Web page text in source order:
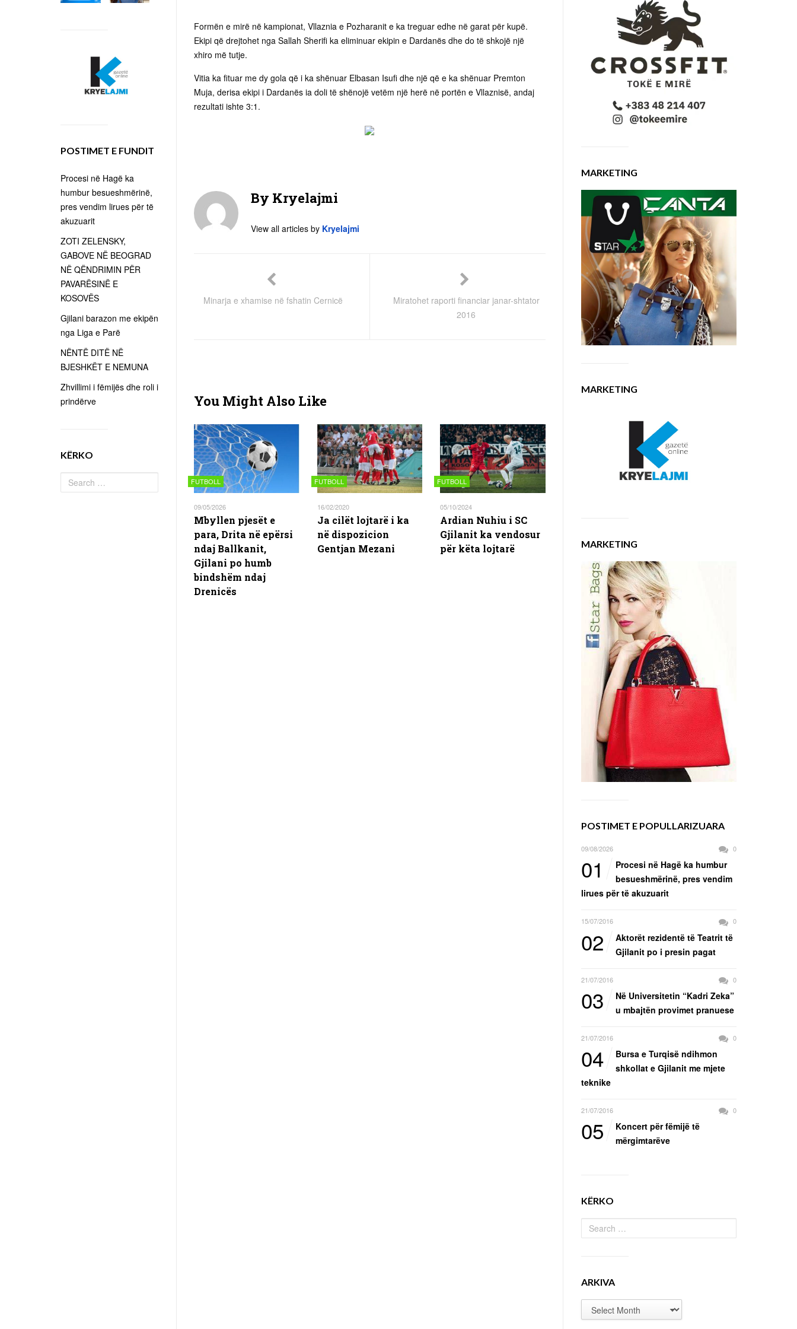
Formën e mirë në kampionat, Vllaznia e Pozharanit e ka treguar edhe në garat për kupë.
Ekipi që drejtohet nga Sallah Sherifi ka eliminuar ekipin e Dardanës dhe do të shkojë një
xhiro më tutje.
Vitia ka fituar me dy gola që i ka shënuar Elbasan Isufi dhe një që e ka shënuar Premton
Muja, derisa ekipi i Dardanës ia doli të shënojë vetëm një herë në portën e Vllaznisë, andaj
rezultati ishte 3:1.
By Kryelajmi
View all articles by Kryelajmi
Minarja e xhamise në fshatin Cernicë
Miratohet raporti financiar janar-shtator
2016
You Might Also Like
FUTBOLL
09/05/2026
Mbyllen pjesët e
para, Drita në epërsi
ndaj Ballkanit,
Gjilani po humb
bindshëm ndaj
Drenicës
FUTBOLL
16/02/2020
Ja cilët lojtarë i ka
në dispozicion
Gentjan Mezani
FUTBOLL
05/10/2024
Ardian Nuhiu i SC
Gjilanit ka vendosur
për këta lojtarë
MARKETING
MARKETING
MARKETING
POSTIMET E POPULLARIZUARA
09/08/2026 0
01
Procesi në Hagë ka humbur
besueshmërinë, pres vendim
lirues për të akuzuarit
15/07/2016 0
02
Aktorët rezidentë të Teatrit të
Gjilanit po i presin pagat
21/07/2016 0
03
Në Universitetin “Kadri Zeka”
u mbajtën provimet pranuese
21/07/2016 0
04
Bursa e Turqisë ndihmon
shkollat e Gjilanit me mjete
teknike
21/07/2016 0
05
Koncert për fëmijë të
mërgimtarëve
KËRKO
ARKIVA
POSTIMET E FUNDIT
Procesi në Hagë ka
humbur besueshmërinë,
pres vendim lirues për të
akuzuarit
ZOTI ZELENSKY,
GABOVE NË BEOGRAD
NË QËNDRIMIN PËR
PAVARËSINË E
KOSOVËS
Gjilani barazon me ekipën
nga Liga e Parë
NËNTË DITË NË
BJESHKËT E NEMUNA
Zhvillimi i fëmijës dhe roli i
prindërve
KËRKO